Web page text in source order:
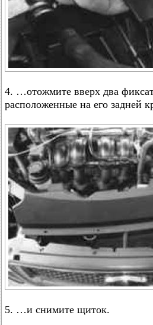
4. …отожмите вверх два
расположенные на его задней
5. …и снимите щиток.